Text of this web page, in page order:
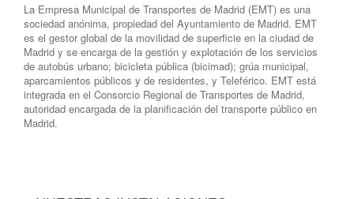
La Empresa Municipal de Transportes de Madrid (EMT) es una
sociedad anónima, propiedad del Ayuntamiento de Madrid. EMT
es el gestor global de la movilidad de superficie en la ciudad de
Madrid y se encarga de la gestión y explotación de los servicios
de autobús urbano; bicicleta pública (bicimad); grúa municipal,
aparcamientos públicos y de residentes, y Teleférico. EMT está
integrada en el Consorcio Regional de Transportes de Madrid,
autoridad encargada de la planificación del transporte público en
Madrid.